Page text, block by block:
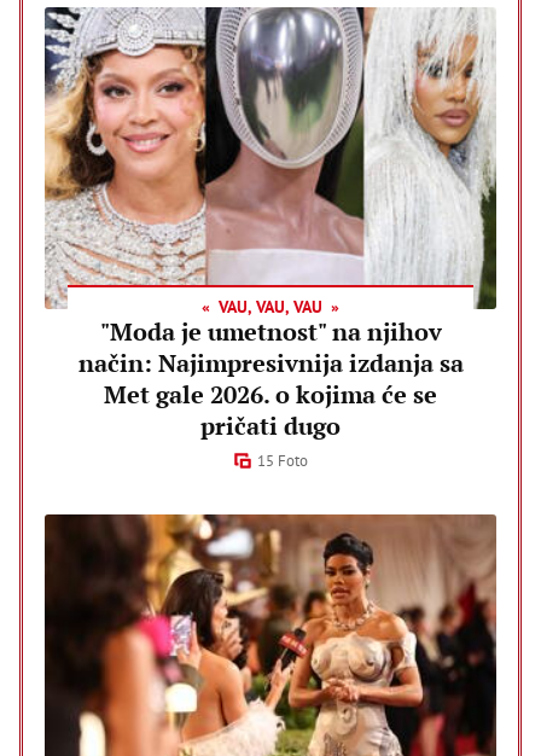
VAU, VAU, VAU
"Moda je umetnost" na njihov
način: Najimpresivnija izdanja sa
Met gale 2026. o kojima će se
pričati dugo
15 Foto